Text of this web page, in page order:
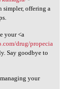
simpler, offering a
your <a
drug/propecia
Say goodbye to
your